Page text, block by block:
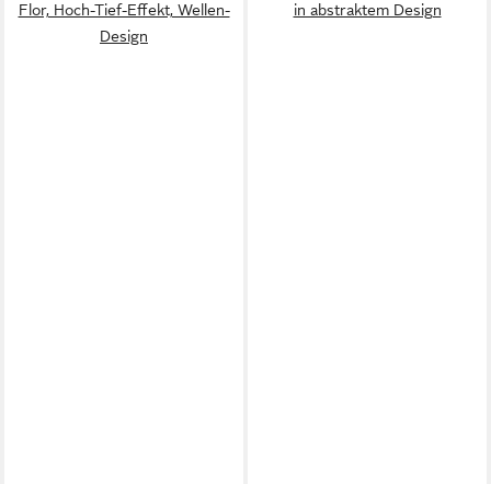
Flor, Hoch-Tief-Effekt, Wellen-
Design
in abstraktem Design